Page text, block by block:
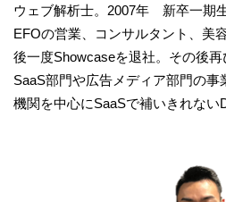
ウェブ解析士。2007年 新卒一期
EFOの営業、コンサルタント、美
後一度Showcaseを退社。その後再
SaaS部門や広告メディア部門の
機関を中心にSaaSで補いきれない